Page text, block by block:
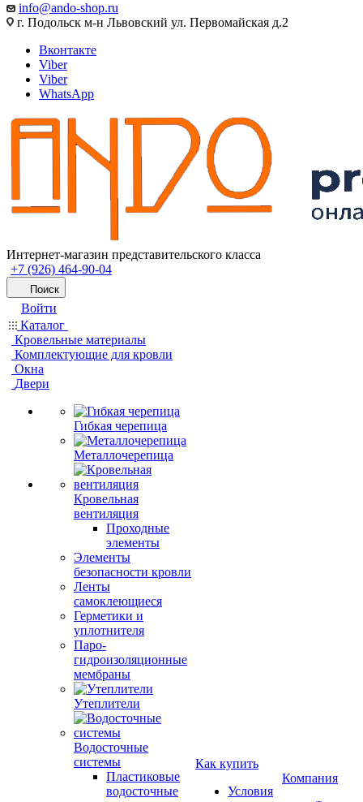
info@ando-shop.ru
г. Подольск м-н Львовский ул. Первомайская д.2
Вконтакте
Viber
Viber
WhatsApp
Интернет-магазин представительского класса
+7 (926) 464-90-04
Поиск
Войти
Каталог
Кровельные материалы
Комплектующие для кровли
Окна
Двери
Гибкая черепица
Металлочерепица
Кровельная
вентиляция
Проходные
элементы
Элементы
безопасности кровли
Ленты
самоклеющиеся
Герметики и
уплотнителя
Паро-
гидроизоляционные
мембраны
Утеплители
Водосточные
системы
Пластиковые
водосточные
Как купить
Условия
Компания